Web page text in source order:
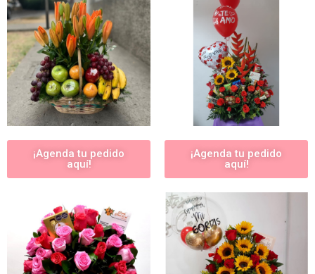
¡Agenda tu pedido
aquí!
¡Agenda tu pedido
aquí!